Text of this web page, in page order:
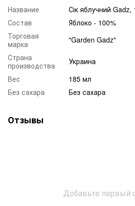
Название
Сік яблучний Gadz,
Состав
Яблоко - 100%
Торговая
марка
"Garden Gadz"
Страна
производства
Украина
Вес
185 мл
Без сахара
Без сахара
Отзывы
Добавьте первый